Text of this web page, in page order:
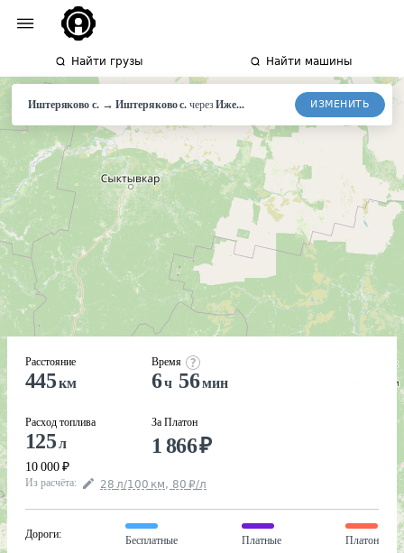
Найти грузы Найти машины
Иштеряково с.→Иштеряковос. через Иже... ИЗМЕНИТЬ
Расстояние
445км
Расход топлива
125л
10 000 ₽
Время
6ч 56мин
За Платон
1 866₽
Из расчёта: 28 л/100 км, 80 ₽/л
Дороги:
Бесплатные Платные Платон